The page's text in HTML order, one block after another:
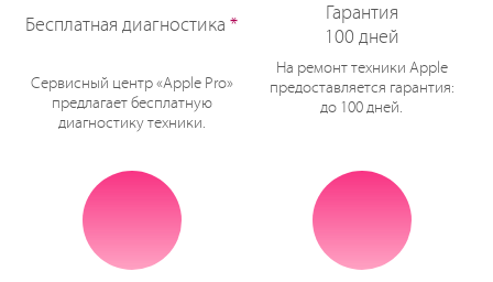
Бесплатная диагностика *
Сервисный центр «Apple Pro»
предлагает бесплатную
диагностику техники.
Гарантия
100 дней
На ремонт техники Apple
предоставляется гарантия:
до 100 дней.